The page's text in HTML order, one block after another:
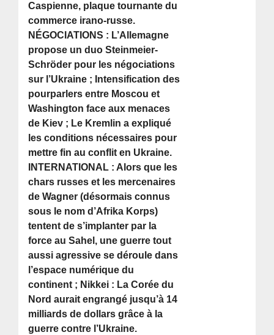
Caspienne, plaque tournante du
commerce irano-russe.
NÉGOCIATIONS : L’Allemagne
propose un duo Steinmeier-
Schröder pour les négociations
sur l’Ukraine ; Intensification des
pourparlers entre Moscou et
Washington face aux menaces
de Kiev ; Le Kremlin a expliqué
les conditions nécessaires pour
mettre fin au conflit en Ukraine.
INTERNATIONAL : Alors que les
chars russes et les mercenaires
de Wagner (désormais connus
sous le nom d’Afrika Korps)
tentent de s’implanter par la
force au Sahel, une guerre tout
aussi agressive se déroule dans
l’espace numérique du
continent ; Nikkei : La Corée du
Nord aurait engrangé jusqu’à 14
milliards de dollars grâce à la
guerre contre l’Ukraine.